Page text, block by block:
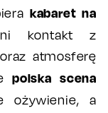
kabaret na
kontakt z
atmosferę
polska scena
ożywienie, a